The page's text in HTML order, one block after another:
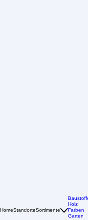
Baustoffe